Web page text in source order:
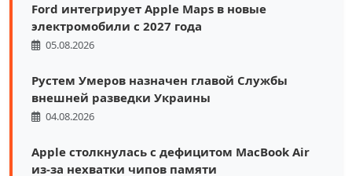
Ford интегрирует Apple Maps в новые
электромобили с 2027 года
05.08.2026
Рустем Умеров назначен главой Службы
внешней разведки Украины
04.08.2026
Apple столкнулась с дефицитом MacBook Air
из-за нехватки чипов памяти